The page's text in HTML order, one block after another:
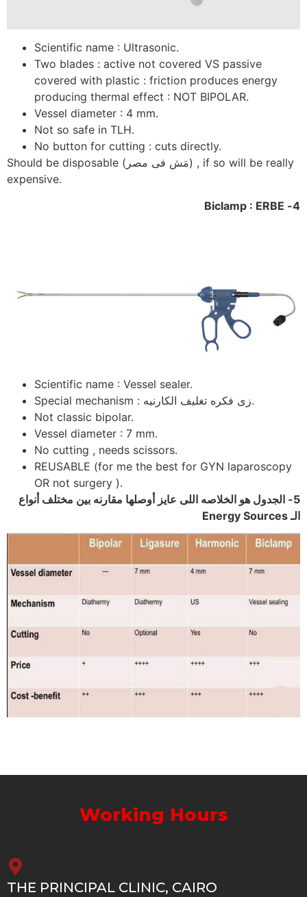
Scientific name : Ultrasonic.
Two blades : active not covered VS passive
covered with plastic : friction produces energy
producing thermal effect : NOT BIPOLAR.
Vessel diameter : 4 mm.
Not so safe in TLH.
No button for cutting : cuts directly.
Should be disposable (مَش فى مصر) , if so will be really
expensive.
4- Biclamp : ERBE
Scientific name : Vessel sealer.
Special mechanism : زى فكره تغليف الكارنيه.
Not classic bipolar.
Vessel diameter : 7 mm.
No cutting , needs scissors.
REUSABLE (for me the best for GYN laparoscopy
OR not surgery ).
‎5- الجدول هو الخلاصه اللى عايز أوصلها مقارنه بين مختلف أنواع
الـ Energy Sources
Working Hours
THE PRINCIPAL CLINIC, CAIRO